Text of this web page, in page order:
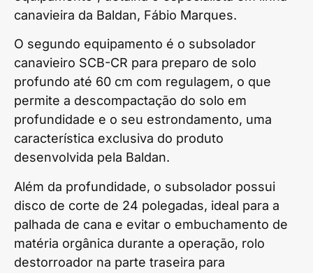
canavieira da Baldan, Fábio Marques.
O segundo equipamento é o subsolador
canavieiro SCB-CR para preparo de solo
profundo até 60 cm com regulagem, o que
permite a descompactação do solo em
profundidade e o seu estrondamento, uma
característica exclusiva do produto
desenvolvida pela Baldan.
Além da profundidade, o subsolador possui
disco de corte de 24 polegadas, ideal para a
palhada de cana e evitar o embuchamento de
matéria orgânica durante a operação, rolo
destorroador na parte traseira para